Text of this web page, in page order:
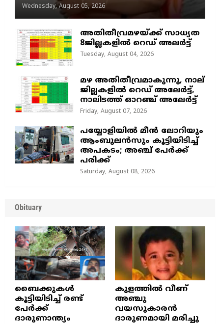
Wednesday, August 05, 2026
അതിതീവ്രമഴയ്ക്ക് സാധ്യത
8ജില്ലകളിൽ റെഡ് അലർട്ട്
Tuesday, August 04, 2026
മഴ അതിതീവ്രമാകുന്നു, നാല്
ജില്ലകളില്‍ റെഡ് അലേര്‍ട്ട്‌,
നാലിടത്ത് ഓറഞ്ച് അലേർട്ട്
Friday, August 07, 2026
പയ്യോളിയിൽ മീൻ ലോറിയും
ആംബുലൻസും കൂട്ടിയിടിച്ച്
അപകടം; അഞ്ച് പേർക്ക്
പരിക്ക്
Saturday, August 08, 2026
Obituary
ബൈക്കുകൾ
കൂട്ടിയിടിച്ച് രണ്ട്
പേർക്ക്
ദാരുണാന്ത്യം
കുളത്തില്‍ വീണ്
അഞ്ചു
വയസുകാരന്‍
ദാരുണമായി മരിച്ചു